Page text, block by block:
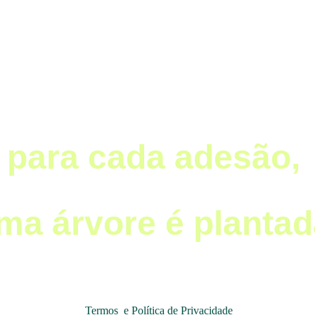
para cada adesão,
árvore é
Termos  e Política de Privacidade